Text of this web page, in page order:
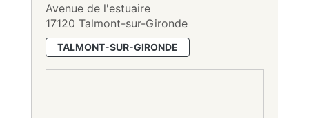
Avenue de l'estuaire
17120 Talmont-sur-Gironde
TALMONT-SUR-GIRONDE